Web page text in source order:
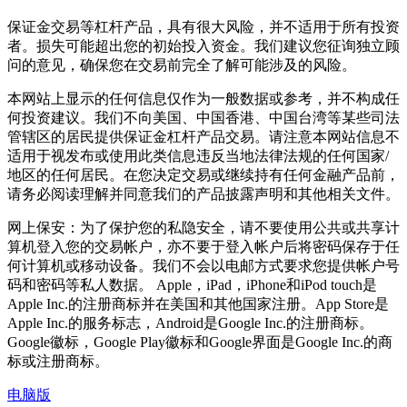
保证金交易等杠杆产品，具有很大风险，并不适用于所有投资
者。损失可能超出您的初始投入资金。我们建议您征询独立顾
问的意见，确保您在交易前完全了解可能涉及的风险。
本网站上显示的任何信息仅作为一般数据或参考，并不构成任
何投资建议。我们不向美国、中国香港、中国台湾等某些司法
管辖区的居民提供保证金杠杆产品交易。请注意本网站信息不
适用于视发布或使用此类信息违反当地法律法规的任何国家/
地区的任何居民。在您决定交易或继续持有任何金融产品前，
请务必阅读理解并同意我们的产品披露声明和其他相关文件。
网上保安：为了保护您的私隐安全，请不要使用公共或共享计
算机登入您的交易帐户，亦不要于登入帐户后将密码保存于任
何计算机或移动设备。我们不会以电邮方式要求您提供帐户号
码和密码等私人数据。 Apple，iPad，iPhone和iPod touch是
Apple Inc.的注册商标并在美国和其他国家注册。App Store是
Apple Inc.的服务标志，Android是Google Inc.的注册商标。
Google徽标，Google Play徽标和Google界面是Google Inc.的商
标或注册商标。
电脑版